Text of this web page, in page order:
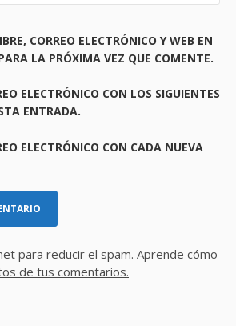
CORREO ELECTRÓNICO Y WEB EN
LA PRÓXIMA VEZ QUE COMENTE.
ELECTRÓNICO CON LOS SIGUIENTES
ENTRADA.
ELECTRÓNICO CON CADA NUEVA
para reducir el spam. Aprende cómo
de tus comentarios.